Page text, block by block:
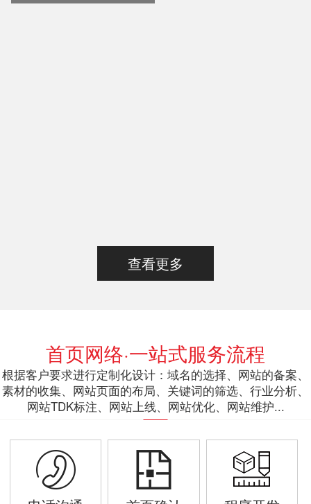
查看更多
首页网络·一站式服务流程
根据客户要求进行定制化设计：域名的选择、网站的备案、
素材的收集、网站页面的布局、关键词的筛选、行业分析、
网站TDK标注、网站上线、网站优化、网站维护...